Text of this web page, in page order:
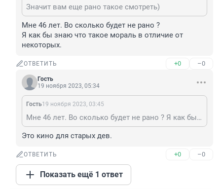
Значит вам еще рано такое смотреть)
Мне 46 лет. Во сколько будет не рано ?
Я как бы знаю что такое мораль в отличие от
некоторых.
ОТВЕТИТЬ +0 –0
Гость
19 ноября 2023, 05:34
Гость19 ноября 2023, 03:45
Мне 46 лет. Во сколько будет не рано ? Я как бы знаю что такое мораль в отличие от некоторых.
Это кино для старых дев.
ОТВЕТИТЬ +0 –0
Показать ещё 1 ответ